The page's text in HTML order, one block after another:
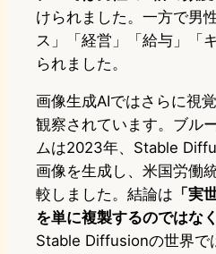
けられました。一方で男
ス」「経営」「給与」「
られました。
画像生成AIではさらに視
観察されています。ブル
ムは2023年、Stable
画像を生成し、米国労働
較しました。結論は 「実
を単に複製するのではな
Stable Diffusionの世界で